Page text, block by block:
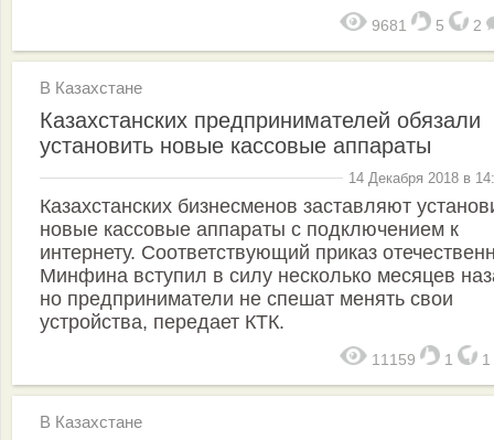
9681 5 2
В Казахстане
Казахстанских предпринимателей обязали
установить новые кассовые аппараты
14 Декабря 2018 в
Казахстанских бизнесменов заставляют
новые кассовые аппараты с подключением к
интернету. Соответствующий приказ
Минфина вступил в силу несколько месяцев
но предприниматели не спешат менять свои
устройства, передает КТК.
11159 1 1
В Казахстане